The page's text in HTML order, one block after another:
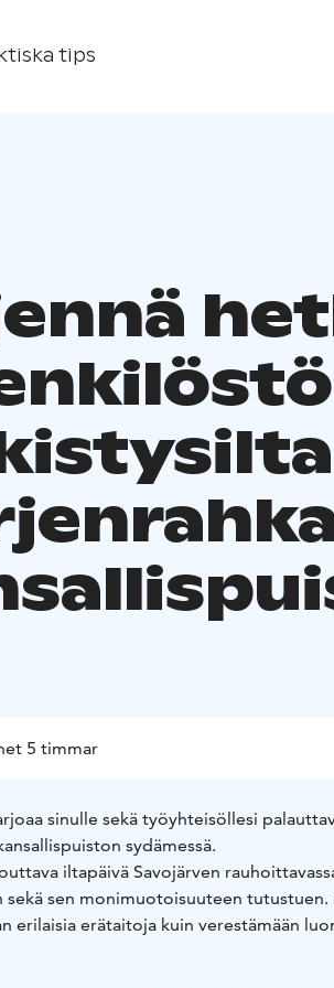
tips
5 timmar
sinulle sekä työyhteisöllesi
sydämessä.
iltapäivä Savojärven
sekä sen monimuotoisuuteen
erilaisia erätaitoja kuin verestämään